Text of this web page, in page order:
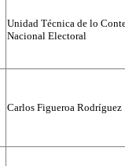
Unidad Técnica de lo
Nacional Electoral
Carlos Figueroa Rodríguez